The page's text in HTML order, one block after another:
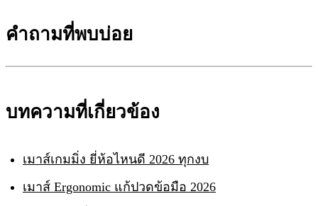
คำถามที่พบบ่อย
บทความที่เกี่ยวข้อง
เมาส์เกมมิ่ง ยี่ห้อไหนดี 2026 ทุกงบ
เมาส์ Ergonomic แก้ปวดข้อมือ 2026